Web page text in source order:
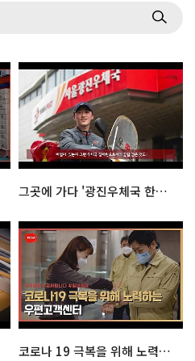
그곳에 가다 '광진우체국 한창훈 주무관'
코로나 19 극복을 위해 노력하는 우편고객센터